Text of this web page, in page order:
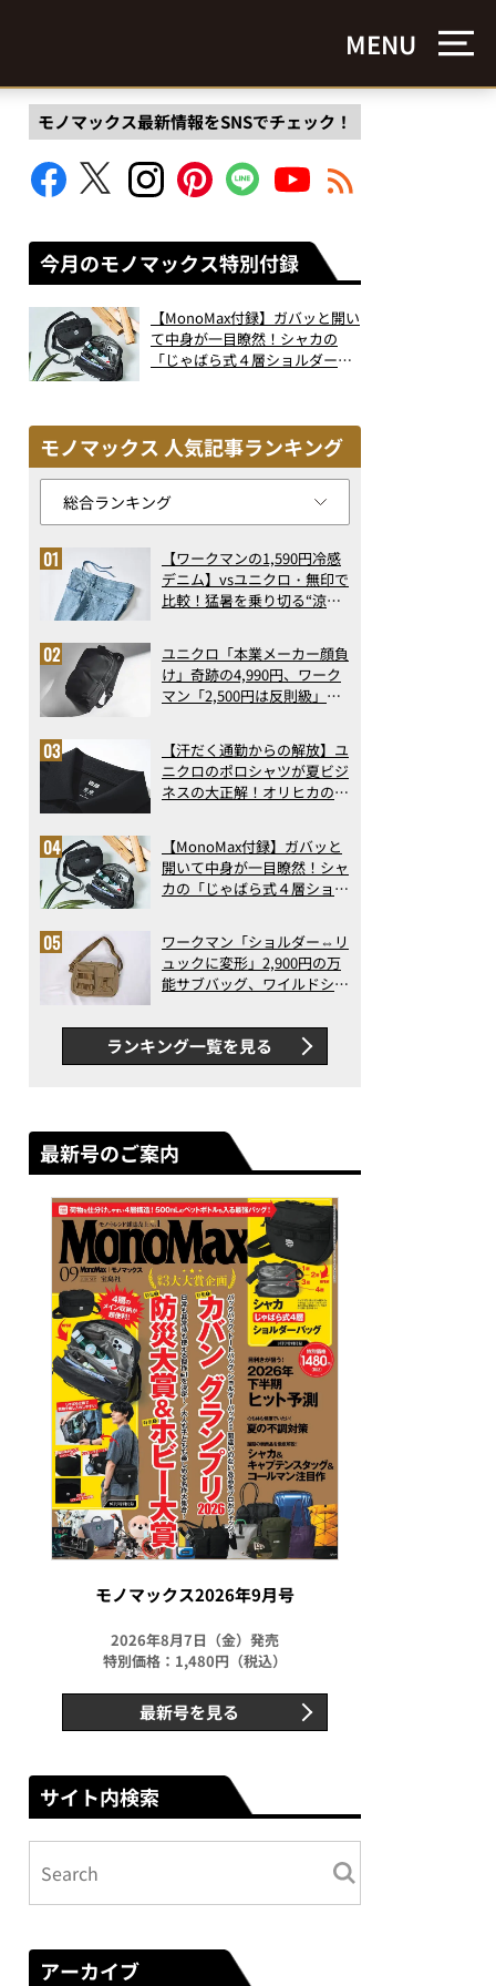
MENU
モノマックス最新情報をSNSでチェック！
今月のモノマックス特別付録
【MonoMax付録】ガバッと開い
て中身が一目瞭然！シャカの
「じゃばら式４層ショルダーバ
モノマックス 人気記事ランキング
【ワークマンの1,590円冷感
デニム】vsユニクロ・無印で
比較！猛暑を乗り切る“涼感
で決定版
ユニクロ「本業メーカー顔負
け」奇跡の4,990円、ワーク
マン「2,500円は反則級」凄
ト3】（2026年6月版）
【汗だく通勤からの解放】ユ
ニクロのポロシャツが夏ビジ
ネスの大正解！オリヒカの透
アの実力
【MonoMax付録】ガバッと
開いて中身が一目瞭然！シャ
カの「じゃばら式４層ショル
った！
ワークマン「ショルダー⇔リ
ュックに変形」2,900円の万
能サブバッグ、ワイルドシン
録…ほか【休日バッグの人気
記事ランキングベスト3】
（2026年6月版）
ランキング一覧を見る
最新号のご案内
モノマックス2026年9月号
2026年8月7日（金）発売
特別価格：1,480円（税込）
最新号を見る
サイト内検索
アーカイブ